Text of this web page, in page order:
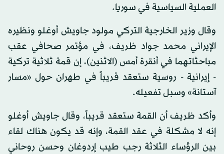
العملية السياسية في سوريا.
وقال وزير الخارجية التركي مولود جاويش أوغلو ونظيره
الإيراني محمد جواد ظريف، في مؤتمر صحافي عقب
مباحثاتهما في أنقرة أمس (الاثنين)، إن قمة ثلاثية تركية
- إيرانية - روسية ستعقد قريباً في طهران حول «مسار
آستانة» وسبل تفعيله.
وأكد ظريف أن القمة ستعقد قريباً، وقال جاويش أوغلو
إنه لا مشكلة في عقد القمة، وإنه قد يكون هناك لقاء
بين الرؤساء الثلاثة رجب طيب إردوغان وحسن روحاني